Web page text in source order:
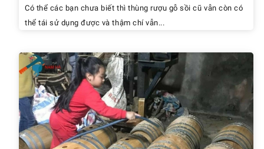
Có thể các bạn chưa biết thì thùng rượu gỗ sồi cũ vẫn còn có
thể tái sử dụng được và thậm chí vẫn...